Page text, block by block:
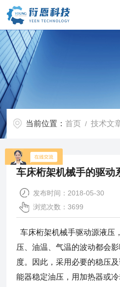
当前位置：首页 /技术文
车床桁架机械手的驱动
发布时间：2018-05-30
浏览次数：3699
车床桁架机械手驱动源液压
压、油温、气温的波动都会
度。因此，采用必要的稳压
能器稳定油压，用加热器或